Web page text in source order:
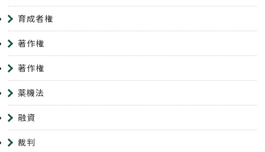
育成者権
著作権
著作権
薬機法
融資
裁判